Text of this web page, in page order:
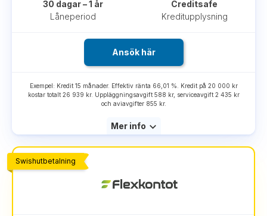
Låneperiod
30 dagar – 1 år
Kreditupplysning
Creditsafe
Ansök här
Exempel: Kredit 15 månader. Effektiv ränta 66,01 %. Kredit på 20 000 kr
kostar totalt 26 939 kr. Uppläggningsavgift 588 kr, serviceavgift 2 435 kr
och aviavgifter 855 kr.
Mer info
Swishutbetalning